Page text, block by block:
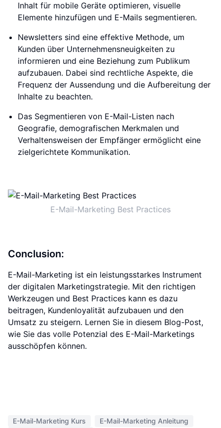
Inhalt für mobile Geräte optimieren, visuelle
Elemente hinzufügen und E-Mails segmentieren.
Newsletters sind eine effektive Methode, um
Kunden über Unternehmensneuigkeiten zu
informieren und eine Beziehung zum Publikum
aufzubauen. Dabei sind rechtliche Aspekte, die
Frequenz der Aussendung und die Aufbereitung der
Inhalte zu beachten.
Das Segmentieren von E-Mail-Listen nach
Geografie, demografischen Merkmalen und
Verhaltensweisen der Empfänger ermöglicht eine
zielgerichtete Kommunikation.
E-Mail-Marketing Best Practices
Conclusion:
E-Mail-Marketing ist ein leistungsstarkes Instrument
der digitalen Marketingstrategie. Mit den richtigen
Werkzeugen und Best Practices kann es dazu
beitragen, Kundenloyalität aufzubauen und den
Umsatz zu steigern. Lernen Sie in diesem Blog-Post,
wie Sie das volle Potenzial des E-Mail-Marketings
ausschöpfen können.
E-Mail-Marketing Kurs
E-Mail-Marketing Anleitung